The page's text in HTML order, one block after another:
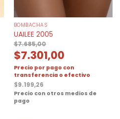
BOMBACHAS
UAILEE 2005
$7.685,00
$7.301,00
Precio por pago con
transferencia o efectivo
$9.199,26
Precio con otros medios de
pago